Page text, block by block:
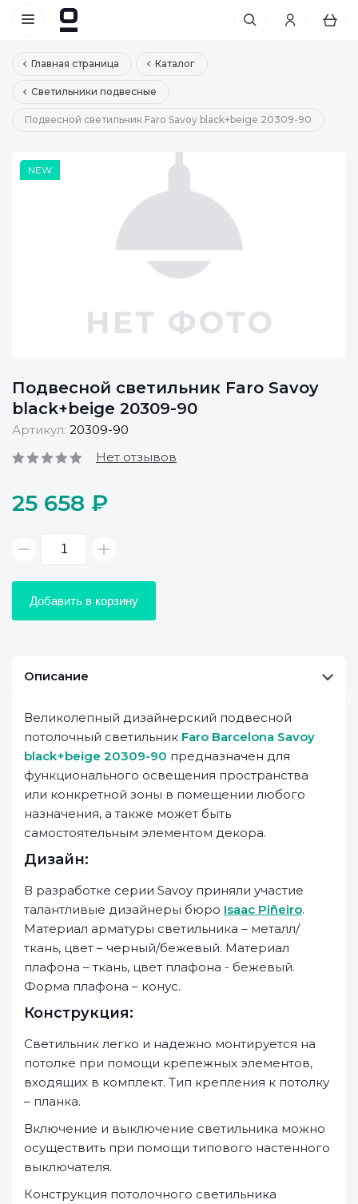
Главная страница Каталог
Светильники подвесные
Подвесной светильник Faro Savoy black+beige 20309-90
NEW
Подвесной светильник Faro Savoy
black+beige 20309-90
Артикул: 20309-90
Нет отзывов
25 658 ₽
Добавить в корзину
Описание
Великолепный дизайнерский подвесной
потолочный светильник Faro Barcelona Savoy
black+beige 20309-90 предназначен для
функционального освещения пространства
или конкретной зоны в помещении любого
назначения, а также может быть
самостоятельным элементом декора.
Дизайн:
В разработке серии Savoy приняли участие
талантливые дизайнеры бюро Isaac Piñeiro.
Материал арматуры светильника – металл/
ткань, цвет – черный/бежевый. Материал
плафона – ткань, цвет плафона - бежевый.
Форма плафона – конус.
Конструкция:
Светильник легко и надежно монтируется на
потолке при помощи крепежных элементов,
входящих в комплект. Тип крепления к потолку
– планка.
Включение и выключение светильника можно
осуществить при помощи типового настенного
выключателя.
Конструкция потолочного светильника